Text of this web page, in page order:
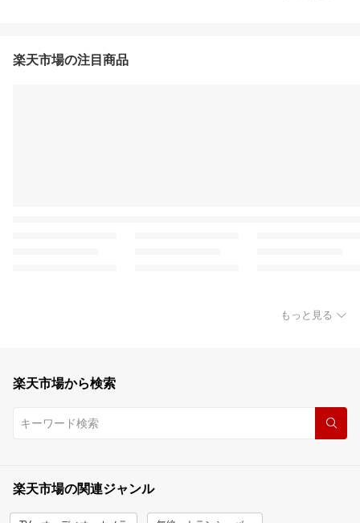
楽天市場の注目商品
もっと見る
楽天市場から検索
楽天市場の関連ジャンル